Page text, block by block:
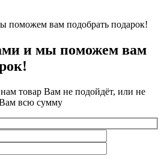
и мы поможем вам
товар Вам не подойдёт, или не
всю сумму